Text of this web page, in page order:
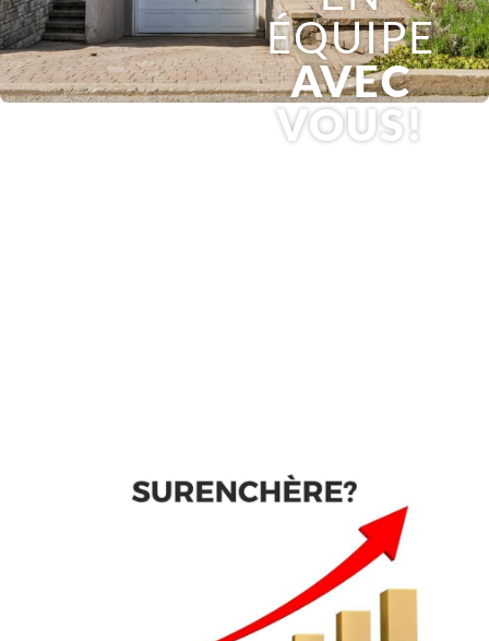
ÉQUIPE
AVEC
VOUS!